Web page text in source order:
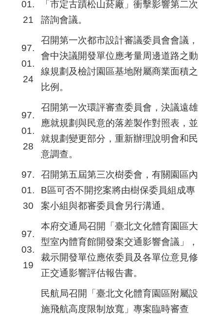
01.
21
「市定古蹟松山菸廠」衝擊影響第二次
諮詢會議。
97.
01.
24
召開第一次都市設計審議委員會會議，
會中決議開發單位應考量周邊道路之動
線規劃及檢討園區基地附屬商業面積之
比例。
97.
01.
28
召開第一次環評審查委員會，決議遠雄
應就規劃與民意的落差製作對照表，並
就規劃變更部分，重新辦理說明會和民
意調查。
97.
01.
30
召開第五屆第三次樹委會，有關園區內
B區可否不開挖案將由樹保委員組成專
案小組與都審委員會另行溝通。
97.
03.
19
本府交通局召開「臺北文化體育園區大
型室內體育館開發案交通影響會議」，
裁示開發單位應依委員及各單位意見修
正交通影響評估報告書。
民航局召開「臺北文化體育園區附屬設
施飛航高度限制放寬」專案臨時審查